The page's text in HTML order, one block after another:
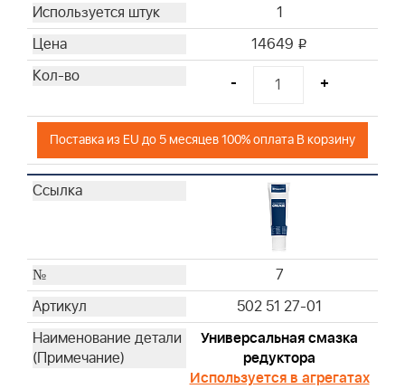
1
14649 i
- +
Поставка из EU до 5 месяцев 100% оплата В корзину
7
502 51 27-01
Универсальная смазка
редуктора
Используется в агрегатах